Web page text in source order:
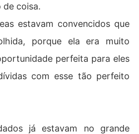
de coisa.
estavam convencidos que
porque ela era muito
perfeita para eles
com esse tão perfeito
já estavam no grande